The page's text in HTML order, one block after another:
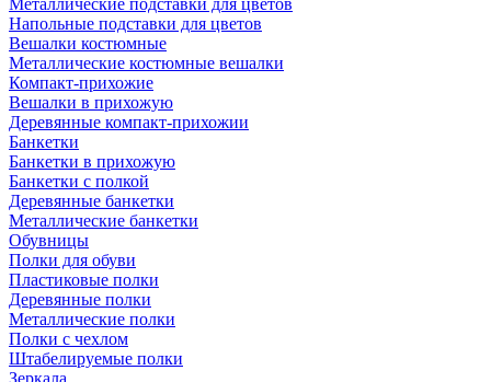
Металлические подставки для цветов
Напольные подставки для цветов
Вешалки костюмные
Металлические костюмные вешалки
Компакт-прихожие
Вешалки в прихожую
Деревянные компакт-прихожии
Банкетки
Банкетки в прихожую
Банкетки с полкой
Деревянные банкетки
Металлические банкетки
Обувницы
Полки для обуви
Пластиковые полки
Деревянные полки
Металлические полки
Полки с чехлом
Штабелируемые полки
Зеркала